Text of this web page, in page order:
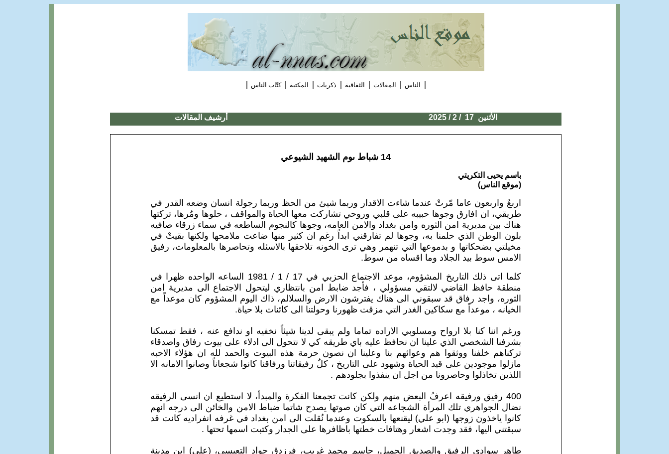
| الناس | المقالات | الثقافية | ذكريات | المكتبة | كتّاب الناس |
الأثنين 17
/ 2 / 2025 أرشيف المقالات
14 شباط ىوم الشهيد الشيوعي
باسم يحيى التكريتي
(موقع الناس)
اربعٌ واربعون عاما مّرتْ عندما شاءت الاقدار وربما شيئ من الحظ وربما رجولة انسان وضعه القدر في
طريقي، ان افارق وجوها حبيبه على قلبي وروحي تشاركت معها الحياة والمواقف ، حلوها ومُرها، تركتها
هناك بين مديرية امن الثوره وامن بغداد والامن العامه، وجوها كالنجوم الساطعه في سماء زرقاء صافيه
بلون الوطن الذي حلمنا به، وجوها لم تفارقني ابداً رغم ان كثير منها ضاعت ملامحها ولكنها بقيتْ في
مخيلتي بضحكاتها و بدموعها التي تنهمر وهي ترى الخونه تلاحقها بالاسئله وتحاصرها بالمعلومات، رفيق
الامس سوط بيد الجلاد وما اقساه من سوط.
كلما اتى ذلك التاريخ المشؤوم، موعد الاجتماع الحزبي في 17 / 1 / 1981 الساعه الواحده ظهرا في
منطقة حافظ القاضي لالتقي مسؤولي ، فأجد ضابط امن بانتظاري ليتحول الاجتماع الى مديرية امن
الثوره، واجد رفاق قد سبقوني الى هناك يفترشون الارض والسلالم، ذاك اليوم المشؤوم كان موعداً مع
الخيانه ، موعداً مع سكاكين الغدر التي مزقت ظهورنا وحولتنا الى كائنات بلا حياة.
ورغم اننا كنا بلا ارواح ومسلوبي الاراده تماما ولم يبقى لدينا شيئاً نخفيه او ندافع عنه ، فقط تمسكنا
بشرفنا الشخصي الذي علينا ان نحافظ عليه باي طريقه كي لا نتحول الى ادلاء على بيوت رفاق واصدقاء
تركناهم خلفنا ووثقوا هم وعوائهم بنا وعلينا ان نصون حرمة هذه البيوت والحمد لله ان هؤلاء الاحبه
مازلوا موجودين على قيد الحياة وشهود على التاريخ ، كلُ رفيقاتنا ورفاقنا كانوا شجعاناً وصانوا الامانه الا
اللذين تخاذلوا وحاصرونا من اجل ان ينفذوا بجلودهم .
400 رفيق ورفيقه اعرفُ البعض منهم ولكن كانت تجمعنا الفكرة والمبدأ، لا استطيع ان انسى الرفيقه
نضال الجواهري تلك المرأة الشجاعه التي كان صوتها يصدح شاتما ضباط الامن والخائن الى درجه انهم
كانوا ياخذون زوجها (ابو علي) ليقنعها بالسكوت وعندما نُقلت الى امن بغداد في غرفه انفراديه كانت قد
سبقتني اليها، فقد وجدت اشعار وهتافات خطتها باظافرها على الجدار وكتبت اسمها تحتها .
طاهر سوادي الرفيق والصديق الجميل، جاسم محمد غريب، فرزدق جواد التعيسي، (علي) ابن مدينة